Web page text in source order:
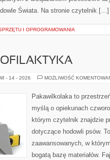
Świata. Na stronie czytelnik […]
I OPROGRAMOWANIA
- 14 - 2026 MOŻLIWOŚĆ
Pakawilkolaka to
myślą o opiekunach
którym czytelnik znajdzie
dotyczące hodowli psów.
zaawansowanych, w
bogatą bazę materiałów.